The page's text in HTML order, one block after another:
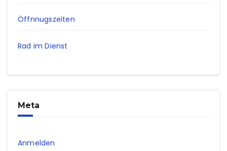
Öffnnugszeiten
Rad im Dienst
Meta
Anmelden